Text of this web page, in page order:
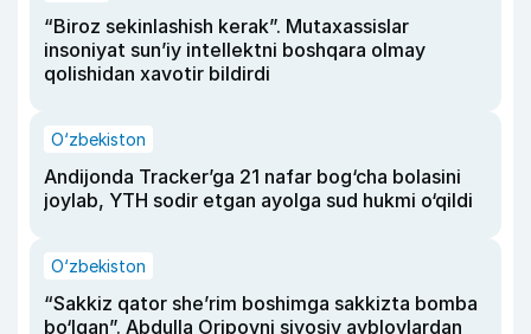
“Biroz sekinlashish kerak”. Mutaxassislar
insoniyat sun’iy intellektni boshqara olmay
qolishidan xavotir bildirdi
O‘zbekiston
Andijonda Tracker’ga 21 nafar bog‘cha bolasini
joylab, YTH sodir etgan ayolga sud hukmi o‘qildi
O‘zbekiston
“Sakkiz qator she’rim boshimga sakkizta bomba
bo‘lgan”. Abdulla Oripovni siyosiy ayblovlardan